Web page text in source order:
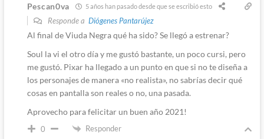
Pescan0va 5 años han pasado desde que se escribió esto
Responde a Diógenes Pantarújez
Al final de Viuda Negra qué ha sido? Se llegó a estrenar?
Soul la vi el otro día y me gustó bastante, un poco cursi, pero
me gustó. Pixar ha llegado a un punto en que si no te diseña a
los personajes de manera «no realista», no sabrías decir qué
cosas en pantalla son reales o no, una pasada.
Aprovecho para felicitar un buen año 2021!
0 Responder